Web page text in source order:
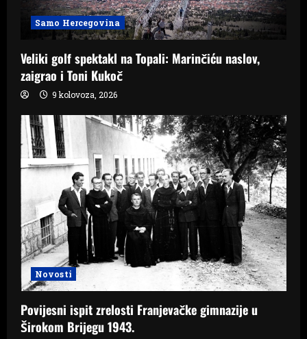
Samo Hercegovina
Veliki golf spektakl na Topali: Marinčiću naslov,
zaigrao i Toni Kukoč
9 kolovoza, 2026
Novosti
Povijesni ispit zrelosti Franjevačke gimnazije u
Širokom Brijegu 1943.